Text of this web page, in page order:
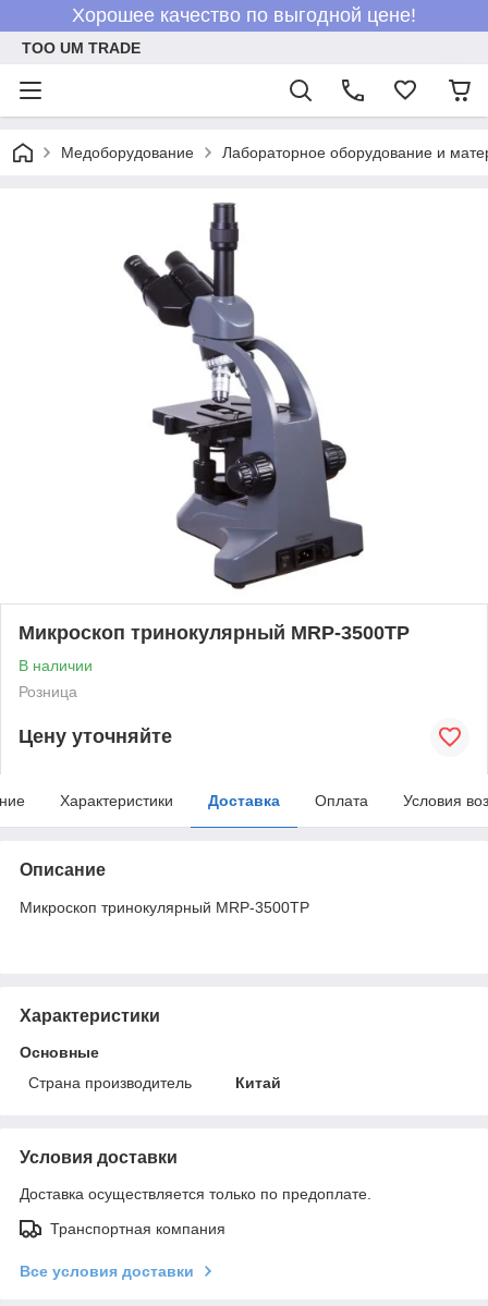
Хорошее качество по выгодной цене!
ТОО UM TRADE
Медоборудование Лабораторное оборудование и
Микроскоп тринокулярный MRP-3500TP
В наличии
Розница
Цену уточняйте
Характеристики Доставка Оплата Условия
Описание
Микроскоп тринокулярный MRP-3500TP
Характеристики
Основные
Страна производитель
Китай
Условия доставки
Доставка осуществляется только по предоплате.
Транспортная компания
Все условия доставки